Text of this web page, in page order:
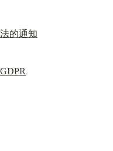
法的通知
GDPR